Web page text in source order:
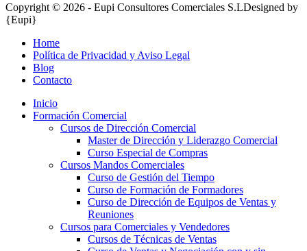
Copyright © 2026 - Eupi Consultores Comerciales S.LDesigned by
{Eupi}
Home
Política de Privacidad y Aviso Legal
Blog
Contacto
Inicio
Formación Comercial
Cursos de Dirección Comercial
Master de Dirección y Liderazgo Comercial
Curso Especial de Compras
Cursos Mandos Comerciales
Curso de Gestión del Tiempo
Curso de Formación de Formadores
Curso de Dirección de Equipos de Ventas y
Reuniones
Cursos para Comerciales y Vendedores
Cursos de Técnicas de Ventas